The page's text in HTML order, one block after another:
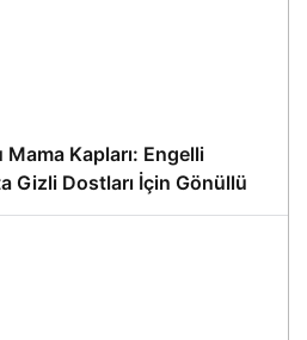
Mama Kapları: Engelli
Gizli Dostları İçin Gönüllü